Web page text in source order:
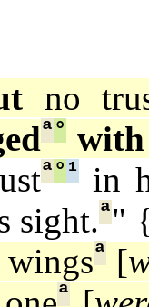
no
ª°
ª° ¹in
sight.ª"
wingsª [
ª